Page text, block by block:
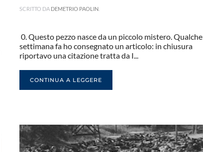
SCRITTO DA DEMETRIO PAOLIN
0. Questo pezzo nasce da un piccolo mistero. Qualche
settimana fa ho consegnato un articolo: in chiusura
riportavo una citazione tratta da I...
CONTINUA A LEGGERE